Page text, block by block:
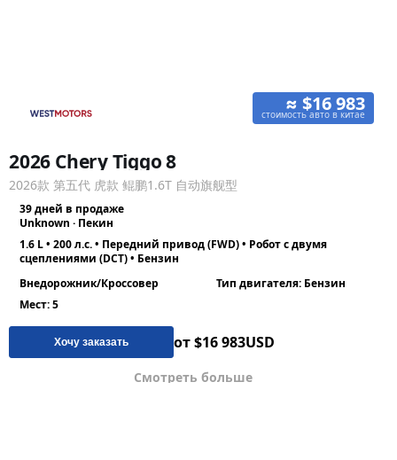
≈ $16 983
стоимость авто в китае
2026 Chery Tiggo 8
2026款 第五代 虎款 鲲鹏1.6T 自动旗舰型
39 дней в продаже
Unknown · Пекин
1.6 L • 200 л.с. • Передний привод (FWD) • Робот с двумя
сцеплениями (DCT) • Бензин
Внедорожник/Кроссовер
Тип двигателя: Бензин
Мест: 5
Хочу заказать от $16 983USD
Смотреть больше